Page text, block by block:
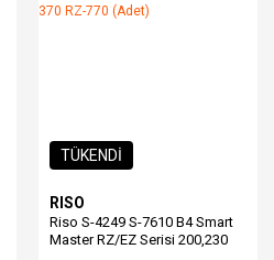
TÜKENDİ
RISO
Riso S-4249 S-7610 B4 Smart
Master RZ/EZ Serisi 200,230